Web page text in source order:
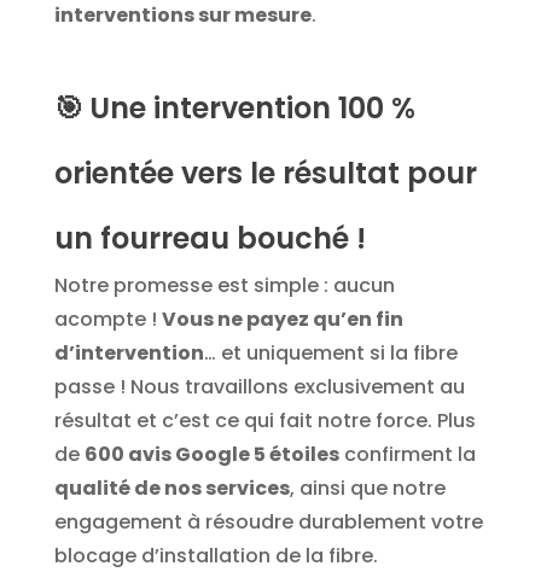
interventions sur mesure.
🎯 Une intervention 100 %
orientée vers le résultat pour
un fourreau bouché !
Notre promesse est simple : aucun
acompte ! Vous ne payez qu’en fin
d’intervention… et uniquement si la fibre
passe ! Nous travaillons exclusivement au
résultat et c’est ce qui fait notre force. Plus
de 600 avis Google 5 étoilesconfirment la
qualité de nos services, ainsi que notre
engagement à résoudre durablement votre
blocage d’installation de la fibre.